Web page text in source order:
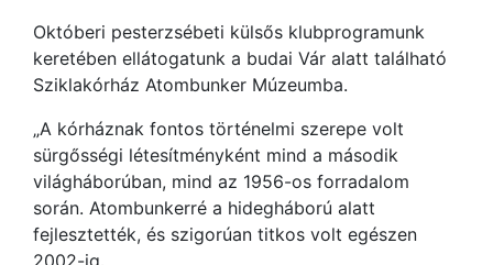
Októberi pesterzsébeti külsős klubprogramunk
keretében ellátogatunk a budai Vár alatt található
Sziklakórház Atombunker Múzeumba.
„A kórháznak fontos történelmi szerepe volt
sürgősségi létesítményként mind a második
világháborúban, mind az 1956-os forradalom
során. Atombunkerré a hidegháború alatt
fejlesztették, és szigorúan titkos volt egészen
2002-ig.